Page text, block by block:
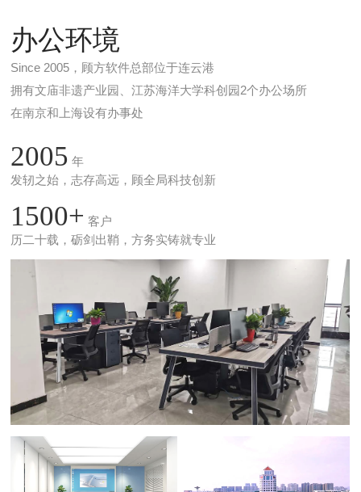
办公环境
Since 2005，顾方软件总部位于连云港
拥有文庙非遗产业园、江苏海洋大学科创园2个办公场所
在南京和上海设有办事处
2005 年
发轫之始，志存高远，顾全局科技创新
1500+ 客户
历二十载，砺剑出鞘，方务实铸就专业